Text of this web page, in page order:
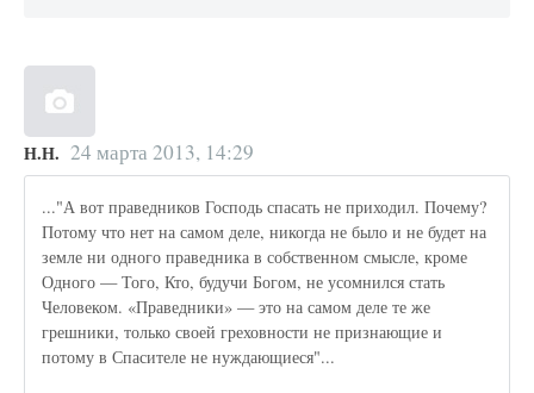
Н.Н. 24 марта 2013, 14:29
..."А вот праведников Господь спасать не приходил. Почему?
Потому что нет на самом деле, никогда не было и не будет на
земле ни одного праведника в собственном смысле, кроме
Одного — Того, Кто, будучи Богом, не усомнился стать
Человеком. «Праведники» — это на самом деле те же
грешники, только своей греховности не признающие и
потому в Спасителе не нуждающиеся"...